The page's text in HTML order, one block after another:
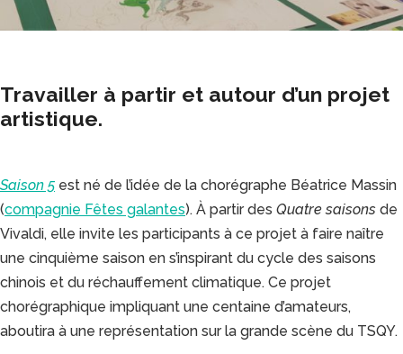
Travailler à partir et autour d’un projet
artistique.
Saison 5 est né de l’idée de la chorégraphe Béatrice Massin
(compagnie Fêtes galantes). À partir des Quatre saisons de
Vivaldi, elle invite les participants à ce projet à faire naître
une cinquième saison en s’inspirant du cycle des saisons
chinois et du réchauffement climatique. Ce projet
chorégraphique impliquant une centaine d’amateurs,
aboutira à une représentation sur la grande scène du TSQY.